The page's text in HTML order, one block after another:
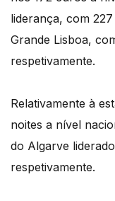
liderança, com
Grande Lisboa,
respetivamente.
Relativamente à
noites a nível
do Algarve
respetivamente.